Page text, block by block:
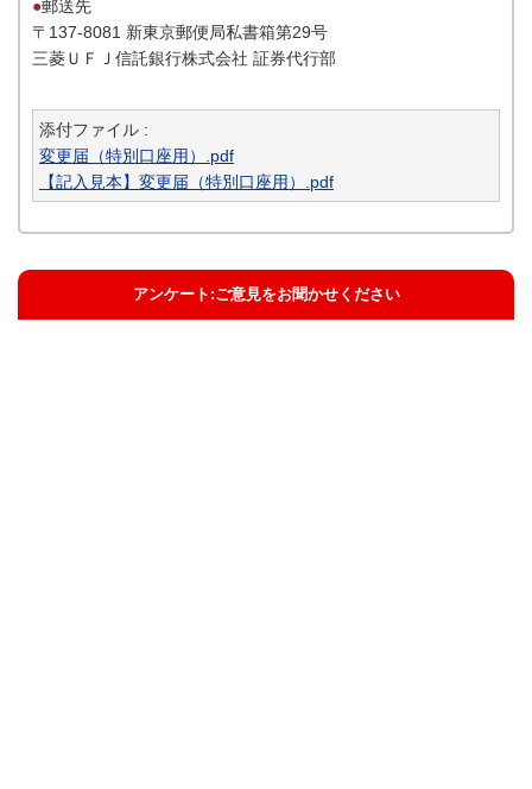
●郵送先
〒137-8081 新東京郵便局私書箱第29号
三菱ＵＦＪ信託銀行株式会社 証券代行部
添付ファイル :
変更届（特別口座用）.pdf
【記入見本】変更届（特別口座用）.pdf
アンケート:ご意見をお聞かせください